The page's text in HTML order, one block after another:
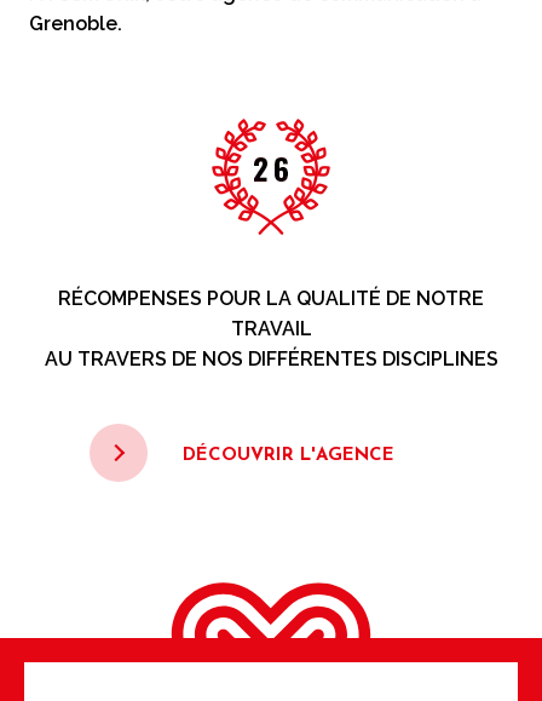
Grenoble.
RÉCOMPENSES POUR LA QUALITÉ DE NOTRE
TRAVAIL
AU TRAVERS DE NOS DIFFÉRENTES DISCIPLINES
DÉCOUVRIR L'AGENCE